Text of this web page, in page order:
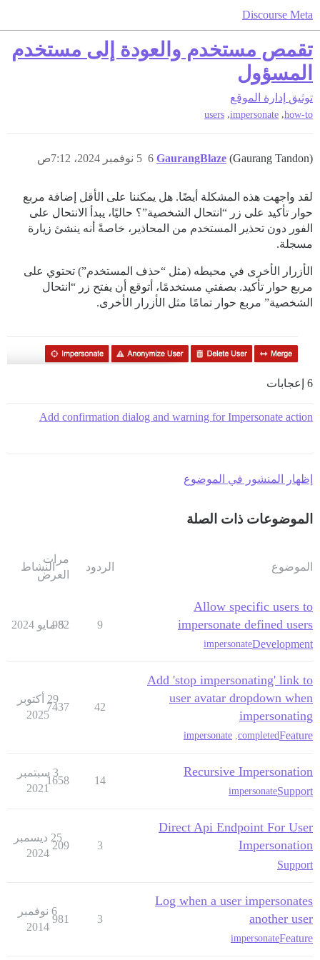
Discourse Meta
تقمص مستخدم والعودة إلى مستخدم
المسؤول
توثيق إدارة الموقع
how-to
,
impersonate
,
users
GaurangBlaze (Gaurang Tandon) 5 نوفمبر 2024، 7:12ص 6
لقد واجهت هذه المشكلة أيضًا. هل يمكننا على الأقل إضافة مربع
حوار تأكيد على زر “انتحال الشخصية”؟ حاليًا، يبدأ الانتحال على
الفور دون تحذير المستخدم من المحاذير، خاصةً أنه ينشئ زيارة
مسجلة.
الأزرار الأخرى في محيطه (مثل “حذف المستخدم”) تحتوي على
مربع حوار تأكيد. بصفتي مستخدمًا، أتوقع أن يفتح زر “انتحال
الشخصية” مربع حوار تمامًا مثل الأزرار الأخرى.
6 إعجابات
Add confirmation dialog and warning for Impersonate action
إظهار المنشور في الموضوع
الموضوعات ذات الصلة
الموضوع الردود
مرات
العرض
النشاط
Allow specific users to
impersonate defined users
Development
impersonate
9
982
5 مايو 2024
Add 'stop impersonating' link to
user avatar dropdown when
impersonating
Feature
completed
,
impersonate
42
7437
29 أكتوبر
2025
Recursive Impersonation
Support
impersonate
14
1658
3 سبتمبر
2021
Direct Api Endpoint For User
Impersonation
Support
3
209
25 ديسمبر
2024
Log when a user impersonates
another user
Feature
impersonate
3
981
6 نوفمبر
2014